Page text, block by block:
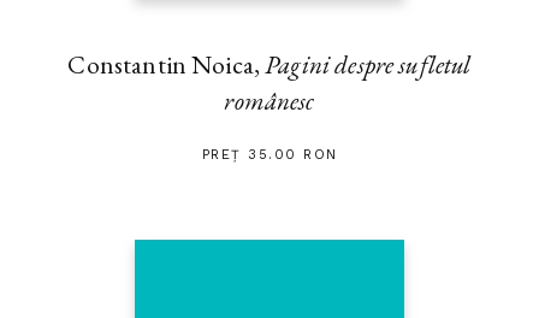
Constantin Noica,Pagini despre sufletul
românesc
PREȚ 35.00 RON